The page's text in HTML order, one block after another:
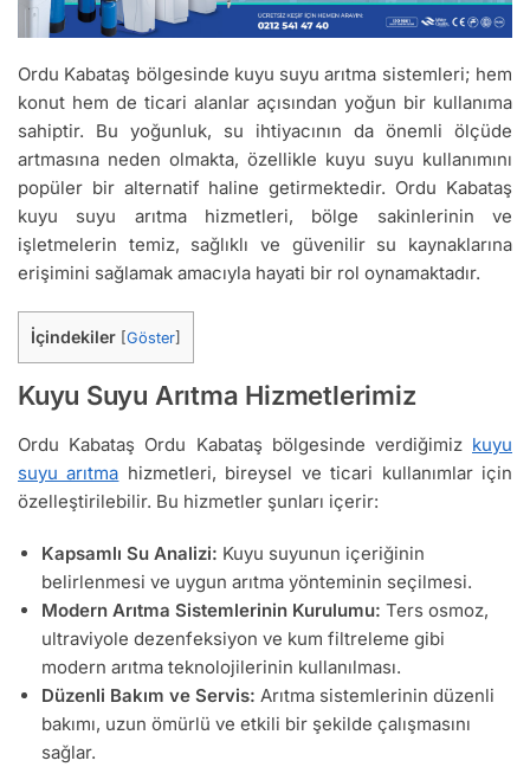
Ordu Kabataş bölgesinde kuyu suyu arıtma sistemleri; hem
konut hem de ticari alanlar açısından yoğun bir kullanıma
sahiptir. Bu yoğunluk, su ihtiyacının da önemli ölçüde
artmasına neden olmakta, özellikle kuyu suyu kullanımını
popüler bir alternatif haline getirmektedir. Ordu Kabataş
kuyu suyu arıtma hizmetleri, bölge sakinlerinin ve
işletmelerin temiz, sağlıklı ve güvenilir su kaynaklarına
erişimini sağlamak amacıyla hayati bir rol oynamaktadır.
İçindekiler Göster
Kuyu Suyu Arıtma Hizmetlerimiz
Ordu Kabataş Ordu Kabataş bölgesinde verdiğimiz kuyu
suyu arıtma hizmetleri, bireysel ve ticari kullanımlar için
özelleştirilebilir. Bu hizmetler şunları içerir:
Kapsamlı Su Analizi: Kuyu suyunun içeriğinin
belirlenmesi ve uygun arıtma yönteminin seçilmesi.
Modern Arıtma Sistemlerinin Kurulumu: Ters osmoz,
ultraviyole dezenfeksiyon ve kum filtreleme gibi
modern arıtma teknolojilerinin kullanılması.
Düzenli Bakım ve Servis: Arıtma sistemlerinin düzenli
bakımı, uzun ömürlü ve etkili bir şekilde çalışmasını
sağlar.